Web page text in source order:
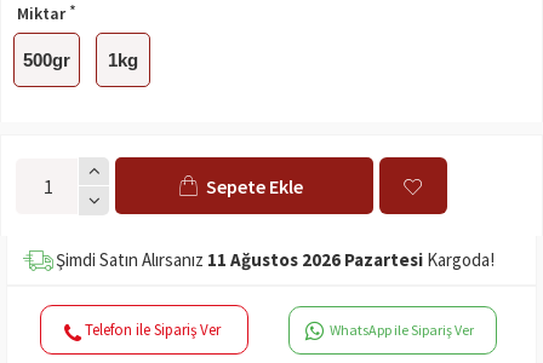
Miktar
500gr 1kg
Sepete Ekle
Şimdi Satın Alırsanız 11 Ağustos 2026 Pazartesi Kargoda!
Telefon ile Sipariş Ver WhatsApp ile Sipariş Ver